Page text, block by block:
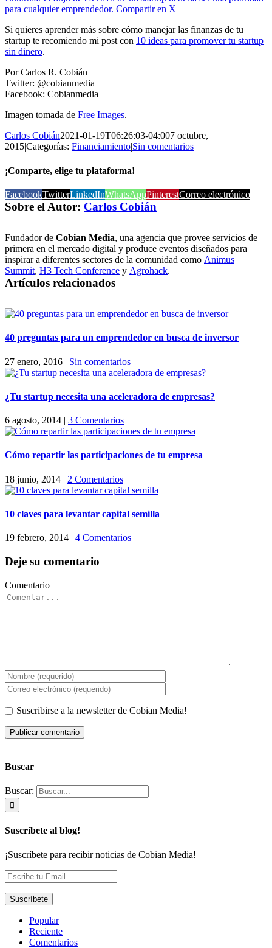
para cualquier emprendedor. Compartir en X
Si quieres aprender más sobre cómo manejar las finanzas de tu
startup te recomiendo mi post con 10 ideas para promover tu startup
sin dinero.
Por Carlos R. Cobián
Twitter: @cobianmedia
Facebook: Cobianmedia
Imagen tomada de Free Images.
Carlos Cobián2021-01-19T06:26:03-04:007 octubre,
2015|Categorías: Financiamiento|Sin comentarios
¡Comparte, elige tu plataforma!
FacebookTwitterLinkedInWhatsAppPinterestCorreo electrónico
Sobre el Autor: Carlos Cobián
Fundador de Cobian Media, una agencia que provee servicios de
primera en el mercado digital y produce eventos diseñados para
inspirar a diferentes sectores de la comunidad como Animus
Summit, H3 Tech Conference y Agrohack.
Artículos relacionados
40 preguntas para un emprendedor en busca de inversor
27 enero, 2016 | Sin comentarios
¿Tu startup necesita una aceleradora de empresas?
6 agosto, 2014 | 3 Comentarios
Cómo repartir las participaciones de tu empresa
18 junio, 2014 | 2 Comentarios
10 claves para levantar capital semilla
19 febrero, 2014 | 4 Comentarios
Deje su comentario
Comentario
Suscribirse a la newsletter de Cobian Media!
Buscar
Buscar:
Suscríbete al blog!
¡Suscríbete para recibir noticias de Cobian Media!
Popular
Reciente
Comentarios